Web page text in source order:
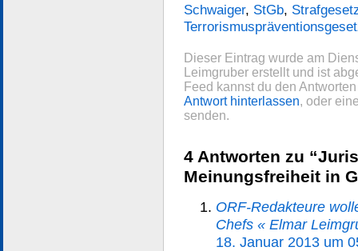
Schwaiger, StGb,
Dieser Eintrag wurde am
Leimgruber erstellt und ist
Feed kannst du den
Antwort hinterlassen, oder
senden.
4 Antworten zu
Meinungsfreiheit in
ORF-Redakteure
Chefs « Elmar
18. Januar 2013 um